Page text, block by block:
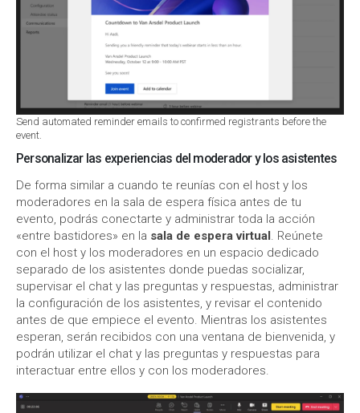
Send automated reminder emails to confirmed registrants before the
event.
Personalizar las experiencias del moderador y los asistentes
De forma similar a cuando te reunías con el host y los
moderadores en la sala de espera física antes de tu
evento, podrás conectarte y administrar toda la acción
«entre bastidores» en la sala de espera virtual. Reúnete
con el host y los moderadores en un espacio dedicado
separado de los asistentes donde puedas socializar,
supervisar el chat y las preguntas y respuestas, administrar
la configuración de los asistentes, y revisar el contenido
antes de que empiece el evento. Mientras los asistentes
esperan, serán recibidos con una ventana de bienvenida, y
podrán utilizar el chat y las preguntas y respuestas para
interactuar entre ellos y con los moderadores.